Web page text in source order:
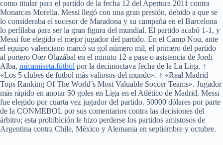
como titular para el partido de la fecha 12 del Apertura 2011 contra
Monarcas Morelia. Messi llegó con una gran presión, debido a que se
lo consideraba el sucesor de Maradona y su campaña en el Barcelona
lo perfilaba para ser la gran figura del mundial. El partido acabó 1-1, y
Messi fue elegido el mejor jugador del partido. En el Camp Nou, ante
el equipo valenciano marcó su gol número mil, el primero del partido
al portero Oier Olazábal en el minuto 12 a pase o asistencia de Jordi
Alba, micamiseta.fútbol por la decimoctava fecha de la La Liga. ↑
«Los 5 clubes de futbol más valiosos del mundo». ↑ «Real Madrid
Tops Ranking Of The World’s Most Valuable Soccer Teams». Jugador
más rápido en anotar 50 goles en Liga en el Atlético de Madrid. Messi
fue elegido por cuarta vez jugador del partido. 50000 dólares por parte
de la CONMEBOL por sus comentarios contra las decisiones del
árbitro; esta prohibición le hizo perderse los partidos amistosos de
Argentina contra Chile, México y Alemania en septiembre y octubre.